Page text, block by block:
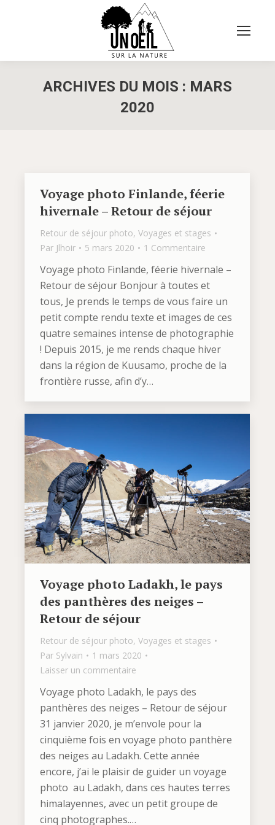
ARCHIVES DU MOIS : MARS
2020
Voyage photo Finlande, féerie
hivernale – Retour de séjour
Retour de séjour photo, Voyages et stages
Par Jlhoir 5 mars 2020 1 Commentaire
Voyage photo Finlande, féerie hivernale –
Retour de séjour Bonjour à toutes et
tous, Je prends le temps de vous faire un
petit compte rendu texte et images de ces
quatre semaines intense de photographie
! Depuis 2015, je me rends chaque hiver
dans la région de Kuusamo, proche de la
frontière russe, afin d’y…
Voyage photo Ladakh, le pays
des panthères des neiges –
Retour de séjour
Retour de séjour photo, Voyages et stages
Par Sylvain
1 mars 2020
Laisser un commentaire
Voyage photo Ladakh, le pays des
panthères des neiges – Retour de séjour
31 janvier 2020, je m’envole pour la
cinquième fois en voyage photo panthère
des neiges au Ladakh. Cette année
encore, j’ai le plaisir de guider un voyage
photo au Ladakh, dans ces hautes terres
himalayennes, avec un petit groupe de
cinq photographes.…